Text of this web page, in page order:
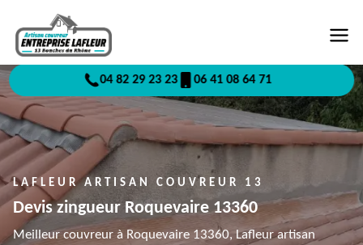
04 82 29 23 23 06 41 08 64 71
LAFLEUR ARTISAN COUVREUR 13
Devis zingueur Roquevaire 13360
Meilleur couvreur à Roquevaire 13360, Lafleur artisan